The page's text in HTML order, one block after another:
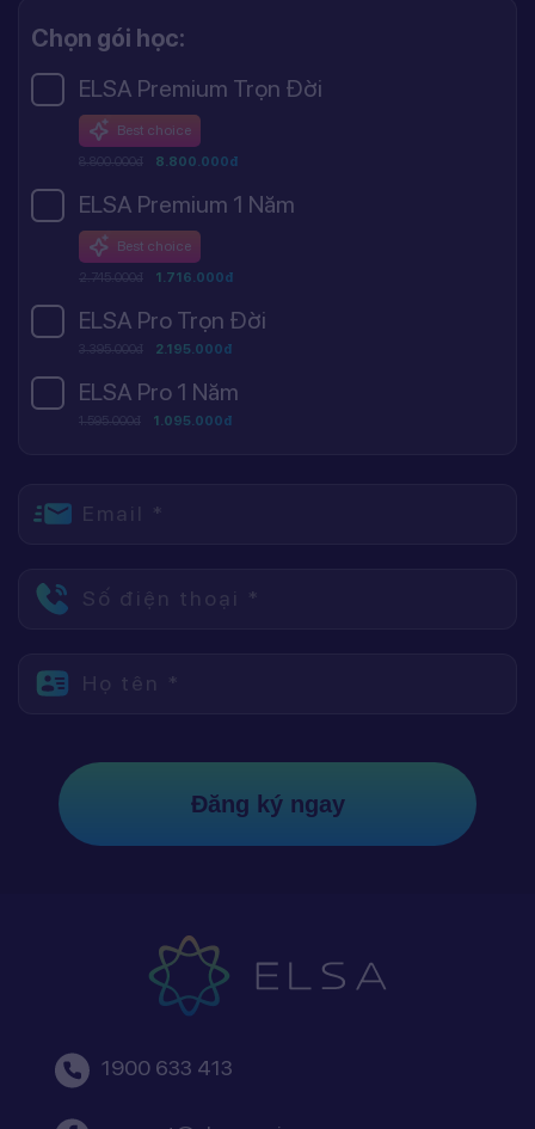
Chọn gói học:
ELSA Premium Trọn Đời
Best choice
8.800.000đ 8.800.000đ
ELSA Premium 1 Năm
Best choice
2.745.000đ 1.716.000đ
ELSA Pro Trọn Đời
3.395.000đ 2.195.000đ
ELSA Pro 1 Năm
1.595.000đ 1.095.000đ
Email *
Số điện thoại *
Họ tên *
Đăng ký ngay
1900 633 413